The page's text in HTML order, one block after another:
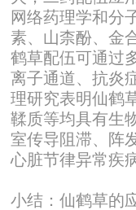
网络药理学和分
素、山柰酚、金
鹤草配伍可通过
离子通道、抗炎
理研究表明仙鹤
鞣质等均具有生
室传导阻滞、阵
心脏节律异常疾
小结：仙鹤草的